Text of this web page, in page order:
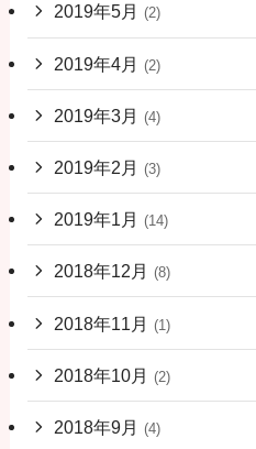
2019年5月 (2)
2019年4月 (2)
2019年3月 (4)
2019年2月 (3)
2019年1月 (14)
2018年12月 (8)
2018年11月 (1)
2018年10月 (2)
2018年9月 (4)